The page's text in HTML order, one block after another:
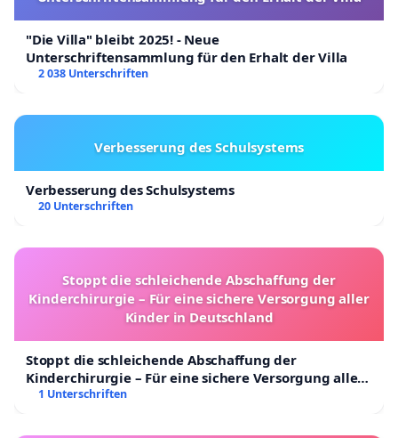
"Die Villa" bleibt 2025! - Neue
Unterschriftensammlung für den Erhalt der Villa
2 038 Unterschriften
Verbesserung des Schulsystems
Verbesserung des Schulsystems
20 Unterschriften
Stoppt die schleichende Abschaffung der
Kinderchirurgie – Für eine sichere Versorgung aller
Kinder in Deutschland
Stoppt die schleichende Abschaffung der
Kinderchirurgie – Für eine sichere Versorgung aller
Kinder in Deutschland
1 Unterschriften